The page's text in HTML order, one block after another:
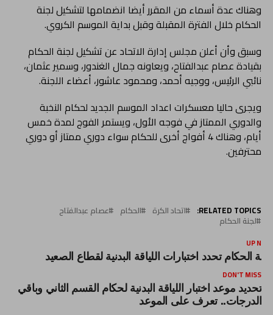
وهناك عدة أسماء من المقرر أيضا انضمامها لتشكيل لجنة
الحكام خلال الفترة المقبلة وقبل بداية الموسم الكروي.
وسبق وأن أعلن مجلس إدارة الاتحاد عن تشكيل لجنة الحكام
بقيادة عصام عبدالفتاح، ويعاونه جمال الغندور، وسمير عثمان،
نائبي الرئيس، ووجيه أحمد، ومحمود عاشور، أعضاء اللجنة.
ويجرى حاليا معسكرات اعداد الموسم الجديد لحكام النخبة
والدوري الممتاز في فوجه الأول، ويستمر الفوج لمدة خمس
أيام، وهناك 4 أفواج أخرى للحكام سواء دوري ممتاز أو دوري
محترفين.
RELATED TOPICS: اتحاد الكرة الحكام عصام عبدالفتاح
لجنة الحكام
UP
الحكام تحدد اختبارات اللياقة البدنية لقطاع الصعيد
DON'T MISS
تحديد موعد اختبار اللياقة البدنية لحكام القسم الثاني وباقي
الدرجات.. تعرف على الموعد